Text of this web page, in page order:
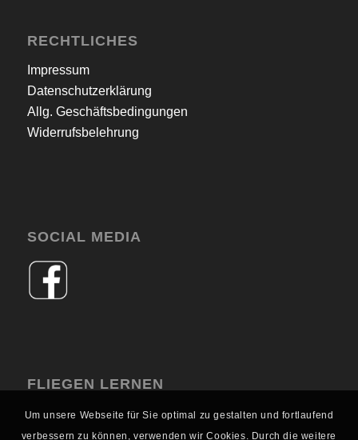
RECHTLICHES
Impressum
Datenschutzerklärung
Allg. Geschäftsbedingungen
Widerrufsbelehrung
SOCIAL MEDIA
FLIEGEN LERNEN
Um unsere Webseite für Sie optimal zu gestalten und fortlaufend
verbessern zu können, verwenden wir Cookies. Durch die weitere